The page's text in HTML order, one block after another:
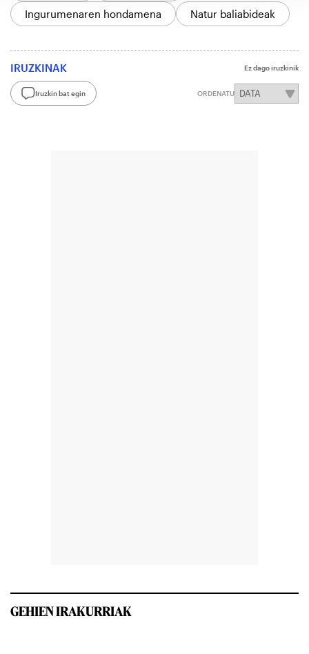
Ingurumenaren hondamena
Natur baliabideak
IRUZKINAK Ez dago iruzkinik
Iruzkin bat egin ORDENATU
GEHIEN IRAKURRIAK